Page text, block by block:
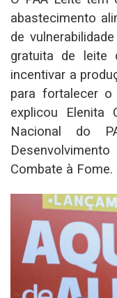
abastecimento
de
gratuita de leite
incentivar a
para fortalecer o
explicou Elenita
Nacional do
Combate à Fome.